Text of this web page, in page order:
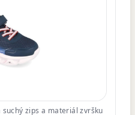
zips a materiál zvršku